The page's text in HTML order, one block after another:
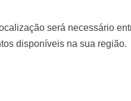
será necessário
disponíveis na sua região.